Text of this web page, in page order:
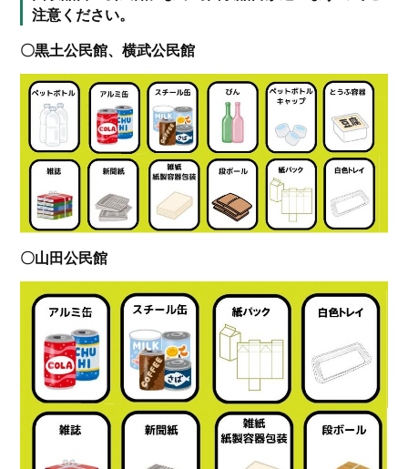
注意ください。
〇黒土公民館、横武公民館
〇山田公民館